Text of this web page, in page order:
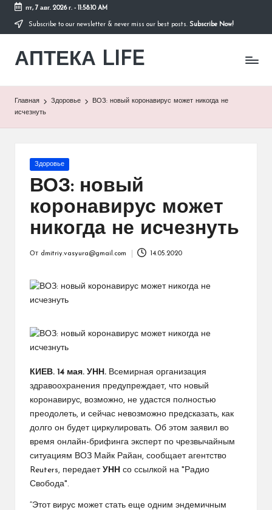
Перейти
содержимому
пт, 7 авг. 2026 г.- 11:58:10 AM
Subscribe to our newsletter & never miss our best posts. Subscribe Now!
АПТЕКА LIFE
сайт
Главная Здоровье
ВОЗ: новый коронавирус может никогда не
исчезнуть
Опубликовано
Здоровье
ВОЗ: новый
коронавирус может
никогда не исчезнуть
От dmitriy.vasyura@gmail.com 14.05.2020
КИЕВ. 14 мая. УНН. Всемирная организация
здравоохранения предупреждает, что новый
коронавирус, возможно, не удастся полностью
преодолеть, и сейчас невозможно предсказать, как
долго он будет циркулировать. Об этом заявил во
время онлайн-брифинга эксперт по чрезвычайным
ситуациям ВОЗ Майк Райан, сообщает агентство
Reuters, передает УНН со ссылкой на "Радио
Свобода".
“Этот вирус может стать еще одним эндемичным